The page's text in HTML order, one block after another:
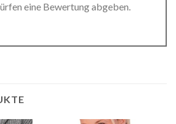
eine Bewertung abgeben.